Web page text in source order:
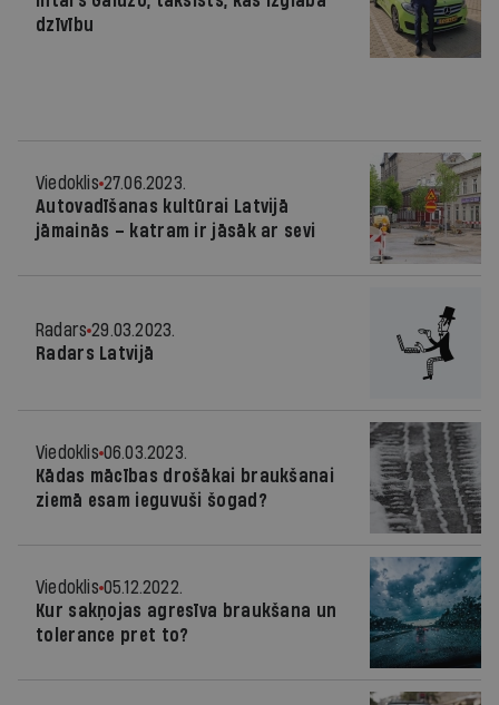
dzīvību
Viedoklis 27.06.2023.
Autovadīšanas kultūrai Latvijā
jāmainās – katram ir jāsāk ar sevi
Radars 29.03.2023.
Radars Latvijā
Viedoklis 06.03.2023.
Kādas mācības drošākai braukšanai
ziemā esam ieguvuši šogad?
Viedoklis 05.12.2022.
Kur sakņojas agresīva braukšana un
tolerance pret to?